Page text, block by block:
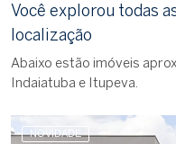
Você explorou todas
localização
Abaixo estão imóveis
Indaiatuba e Itupeva.
NOVIDADE